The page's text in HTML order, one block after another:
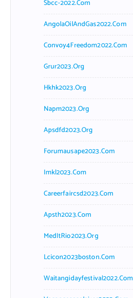
Sbcc-2022.com
AngolaOilAndGas2022.com
Convoy4Freedom2022.com
Grur2023.org
Hkhk2023.org
Napm2023.org
Apsdfd2023.org
Forumausape2023.com
Imkl2023.com
Careerfaircsd2023.com
Apsth2023.com
MedItRio2023.org
Lcicon2023boston.com
Waitangidayfestival2022.com